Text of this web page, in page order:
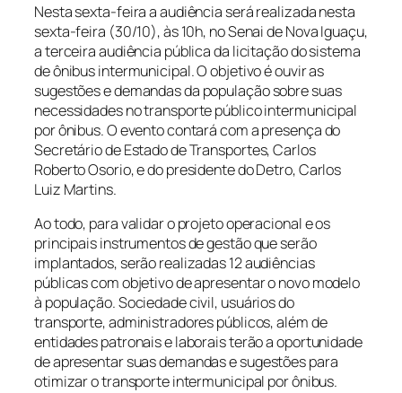
Nesta sexta-feira a audiência será realizada nesta
sexta-feira (30/10), às 10h, no Senai de Nova Iguaçu,
a terceira audiência pública da licitação do sistema
de ônibus intermunicipal. O objetivo é ouvir as
sugestões e demandas da população sobre suas
necessidades no transporte público intermunicipal
por ônibus. O evento contará com a presença do
Secretário de Estado de Transportes, Carlos
Roberto Osorio, e do presidente do Detro, Carlos
Luiz Martins.
Ao todo, para validar o projeto operacional e os
principais instrumentos de gestão que serão
implantados, serão realizadas 12 audiências
públicas com objetivo de apresentar o novo modelo
à população. Sociedade civil, usuários do
transporte, administradores públicos, além de
entidades patronais e laborais terão a oportunidade
de apresentar suas demandas e sugestões para
otimizar o transporte intermunicipal por ônibus.